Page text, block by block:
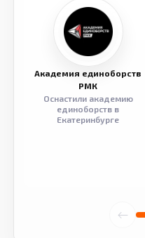
Академия единоборств
РМК
Оснастили академию
единоборств в
Екатеринбурге